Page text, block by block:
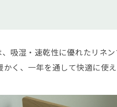
、吸湿・速乾性に優れたリネ
く、一年を通して快適に使え